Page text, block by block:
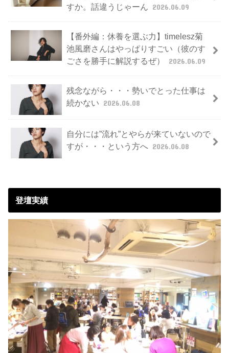
すか。話違うじゃーん 2026.06.09
【番外編：休養を選ぶ力】timelesz菊
池風磨さんはやっぱりすごい（彼のす
ごさを勝手に解説するぜ）
2026.06.09
残念ながら・・・勢いでとった仕事は
続かない 2026.06.08
自分には”流れ”とやらが来ていないので
すが・・・という方へ 2026.06.08
登壇実績